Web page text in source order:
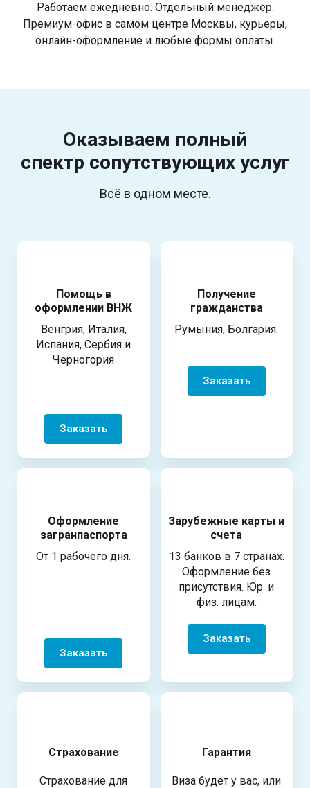
Работаем ежедневно. Отдельный менеджер.
Премиум-офис в самом центре Москвы, курьеры,
онлайн-оформление и любые формы оплаты.
Оказываем полный
спектр сопутствующих услуг
Всё в одном месте.
Помощь в
оформлении ВНЖ
Венгрия, Италия,
Испания, Сербия и
Черногория
Заказать
Получение
гражданства
Румыния, Болгария.
Заказать
Оформление
загранпаспорта
От 1 рабочего дня.
Заказать
Зарубежные карты и
счета
13 банков в 7 странах.
Оформление без
присутствия. Юр. и
физ. лицам.
Заказать
Страхование
Страхование для
Гарантия
Виза будет у вас, или